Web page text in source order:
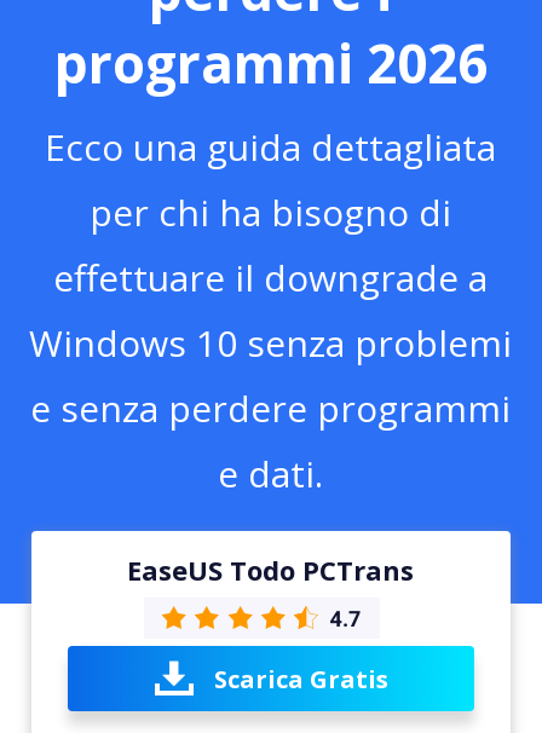
programmi 2026
Ecco una guida dettagliata
per chi ha bisogno di
effettuare il downgrade a
Windows 10 senza problemi
e senza perdere programmi
e dati.
EaseUS Todo PCTrans
Scarica Gratis